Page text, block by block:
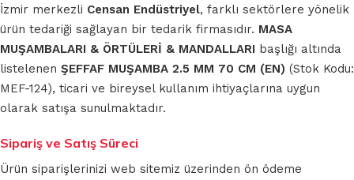
İzmir merkezli Censan Endüstriyel, farklı sektörlere yönelik
ürün tedariği sağlayan bir tedarik firmasıdır. MASA
MUŞAMBALARI & ÖRTÜLERİ & MANDALLARI başlığı altında
listelenen ŞEFFAF MUŞAMBA 2.5 MM 70 CM (EN) (Stok Kodu:
MEF-124), ticari ve bireysel kullanım ihtiyaçlarına uygun
olarak satışa sunulmaktadır.
Sipariş ve Satış Süreci
Ürün siparişlerinizi web sitemiz üzerinden ön ödeme